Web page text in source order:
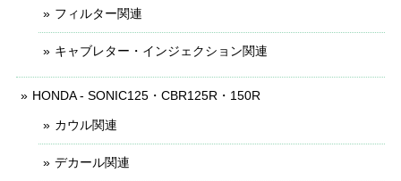
フィルター関連
キャブレター・インジェクション関連
HONDA - SONIC125・CBR125R・150R
カウル関連
デカール関連